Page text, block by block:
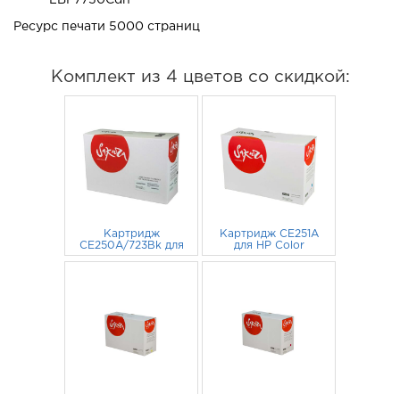
Ресурс печати 5000 страниц
Комплект из 4 цветов со скидкой:
Картридж
CE250A/723Bk для
HP LaserJet
Картридж CE251A
для HP Color
LaserJet CP3525,